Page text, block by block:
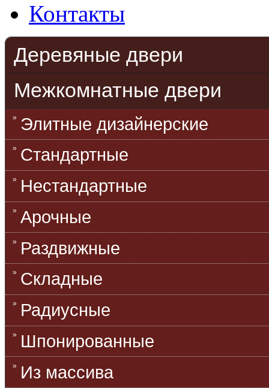
Контакты
Деревяные двери
Межкомнатные двери
Элитные дизайнерские
Стандартные
Нестандартные
Арочные
Раздвижные
Складные
Радиусные
Шпонированные
Из массива